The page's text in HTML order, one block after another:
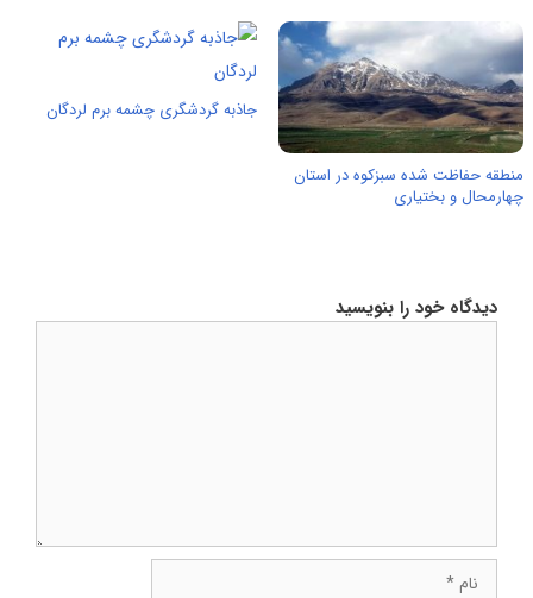
منطقه حفاظت شده سبزکوه در استان
چهارمحال و بختیاری
جاذبه گردشگری چشمه برم لردگان
دیدگاه خود را بنویسید